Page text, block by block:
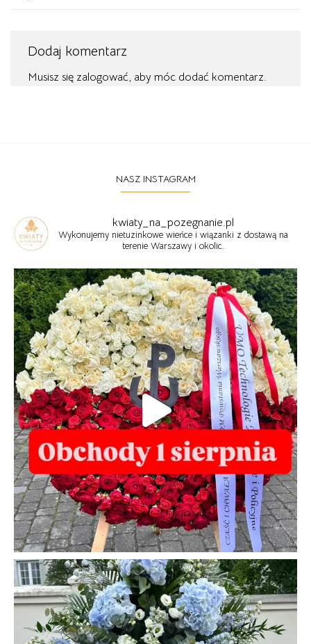
Dodaj komentarz
Musisz się zalogować, aby móc dodać komentarz.
NASZ INSTAGRAM
kwiaty_na_pozegnanie.pl
Wykonujemy nietuzinkowe wieńce i wiązanki z dostawą na
terenie Warszawy i okolic.